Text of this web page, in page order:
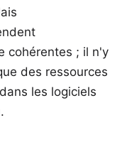
cohérentes ; il n'y
des ressources
les logiciels